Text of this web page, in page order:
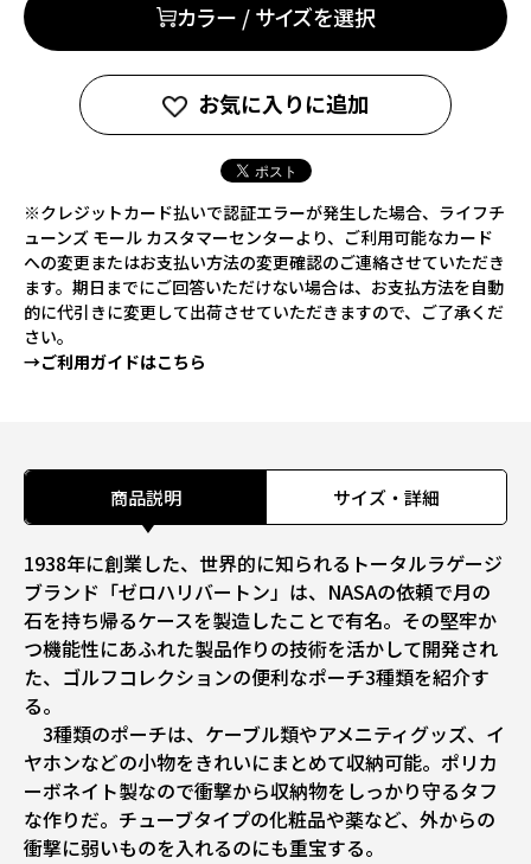
カラー / サイズを選択
お気に入りに追加
※クレジットカード払いで認証エラーが発生した場合、ライフチ
ューンズ モール カスタマーセンターより、ご利用可能なカード
への変更またはお支払い方法の変更確認のご連絡させていただき
ます。期日までにご回答いただけない場合は、お支払方法を自動
的に代引きに変更して出荷させていただきますので、ご了承くだ
さい。
→ご利用ガイドはこちら
商品説明 サイズ・詳細
1938年に創業した、世界的に知られるトータルラゲージ
ブランド「ゼロハリバートン」は、NASAの依頼で月の
石を持ち帰るケースを製造したことで有名。その堅牢か
つ機能性にあふれた製品作りの技術を活かして開発され
た、ゴルフコレクションの便利なポーチ3種類を紹介す
る。
3種類のポーチは、ケーブル類やアメニティグッズ、イ
ヤホンなどの小物をきれいにまとめて収納可能。ポリカ
ーボネイト製なので衝撃から収納物をしっかり守るタフ
な作りだ。チューブタイプの化粧品や薬など、外からの
衝撃に弱いものを入れるのにも重宝する。